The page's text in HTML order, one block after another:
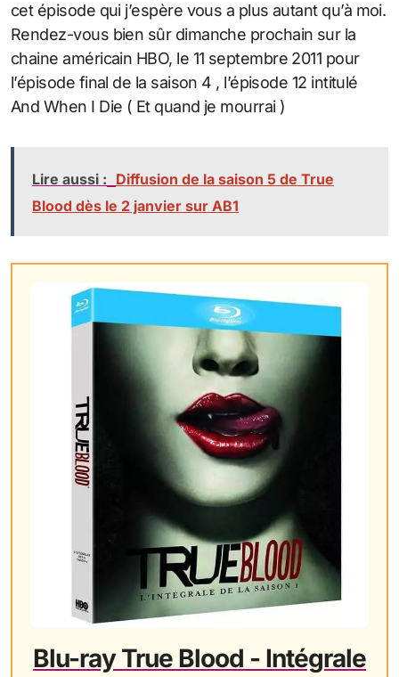
cet épisode qui j’espère vous a plus autant qu’à moi.
Rendez-vous bien sûr dimanche prochain sur la
chaine américain HBO, le 11 septembre 2011 pour
l’épisode final de la saison 4 , l’épisode 12 intitulé
And When I Die ( Et quand je mourrai )
Lire aussi : Diffusion de la saison 5 de True
Blood dès le 2 janvier sur AB1
Blu-ray True Blood - Intégrale